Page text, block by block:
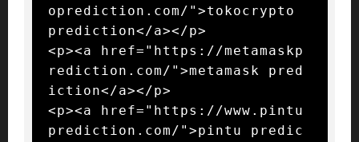
oprediction.com/">tokocrypto
prediction</a></p>
<p><a href="https://metamaskp
rediction.com/">metamask pred
iction</a></p>
<p><a href="https://www.pintu
prediction.com/">pintu predic